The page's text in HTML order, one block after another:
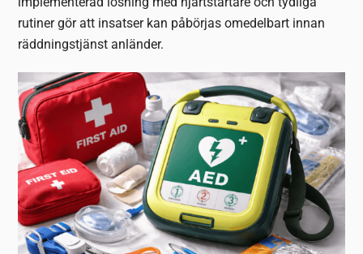
rutiner gör att insatser kan påbörjas omedelbart innan
räddningstjänst anländer.